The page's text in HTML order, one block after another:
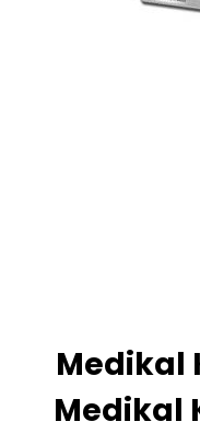
Medikal
Medikal